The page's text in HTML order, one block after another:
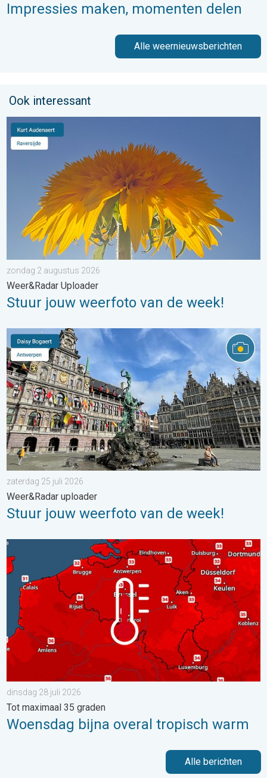
Impressies maken, momenten delen
Alle weernieuwsberichten
Ook interessant
Stuur jouw weerfoto van de week!. Weer&Radar Uploader. . .
zondag 2 augustus 2026
Weer&Radar Uploader
Stuur jouw weerfoto van de week!
Stuur jouw weerfoto van de week!. Weer&Radar uploader. . .
zaterdag 25 juli 2026
Weer&Radar uploader
Stuur jouw weerfoto van de week!
Woensdag bijna overal tropisch warm. Tot maximaal 35
dinsdag 28 juli 2026
Tot maximaal 35 graden
Woensdag bijna overal tropisch warm
Alle berichten